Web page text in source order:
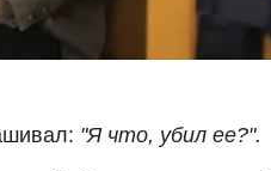
"Я что, убил ее?".